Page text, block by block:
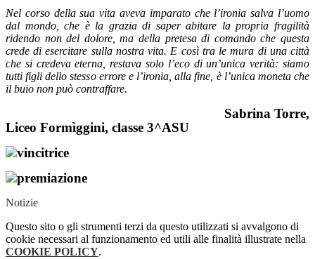
Nel corso della sua vita aveva imparato che l’ironia salva l’uomo
dal mondo, che è la grazia di saper abitare la propria fragilità
ridendo non del dolore, ma della pretesa di comando che questa
crede di esercitare sulla nostra vita. E così tra le mura di una città
che si credeva eterna, restava solo l’eco di un’unica verità: siamo
tutti figli dello stesso errore e l’ironia, alla fine, è l’unica moneta che
il buio non può contraffare.
Sabrina Torre,
Liceo Formìggini, classe 3^ASU
Notizie
Questo sito o gli strumenti terzi da questo utilizzati si avvalgono di
cookie necessari al funzionamento ed utili alle finalità illustrate nella
COOKIE POLICY.